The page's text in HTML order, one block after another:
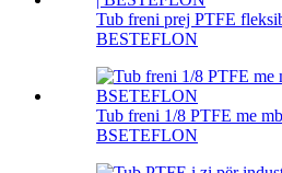
Tub freni prej PTFE
BESTEFLON
Tub freni 1/8 PTFE me
BSETEFLON